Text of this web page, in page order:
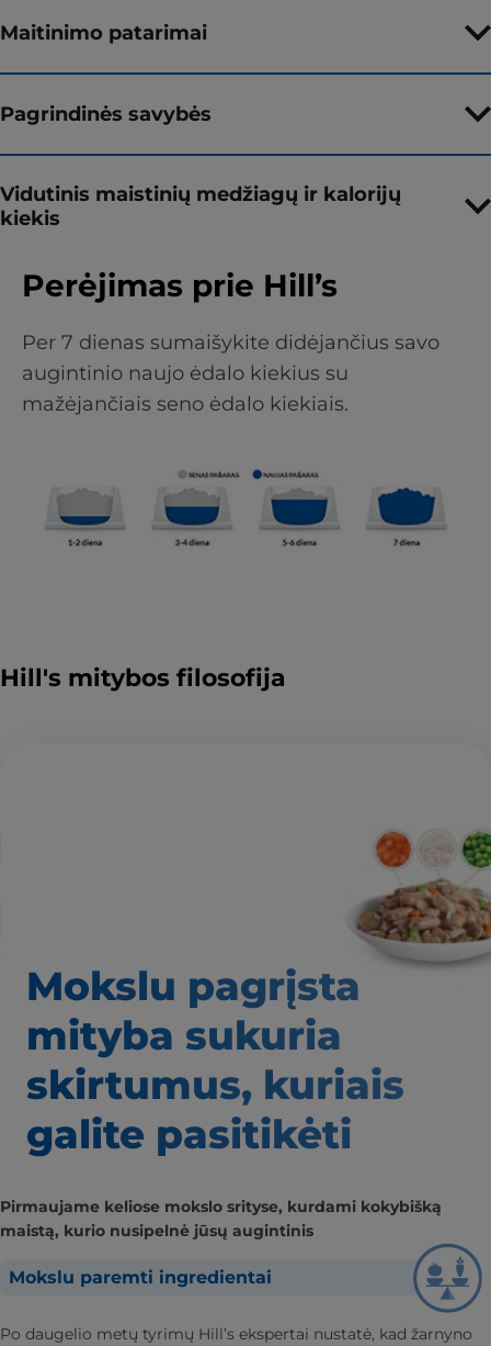
Maitinimo patarimai
Pagrindinės savybės
Vidutinis maistinių medžiagų ir kalorijų
kiekis
Perėjimas prie Hill’s
Per 7 dienas sumaišykite didėjančius savo
augintinio naujo ėdalo kiekius su
mažėjančiais seno ėdalo kiekiais.
Hill's mitybos filosofija
Mokslu pagrįsta
mityba sukuria
skirtumus, kuriais
galite pasitikėti
Pirmaujame keliose mokslo srityse, kurdami kokybišką
maistą, kurio nusipelnė jūsų augintinis
Mokslu paremti ingredientai
Po daugelio metų tyrimų Hill’s ekspertai nustatė, kad žarnyno